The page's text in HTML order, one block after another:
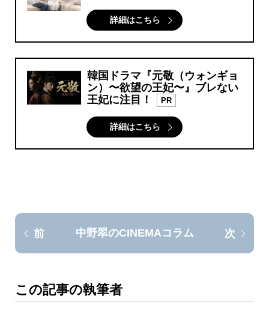
詳細はこちら
韓国ドラマ『元敬（ウォンギョ
ン）〜欲望の王妃〜』ブレない
王妃に注目！
PR
詳細はこちら
前 中野翠のCINEMAコラム 次
この記事の執筆者